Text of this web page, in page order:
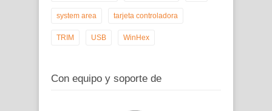
system area tarjeta controladora
TRIM USB WinHex
Con equipo y soporte de